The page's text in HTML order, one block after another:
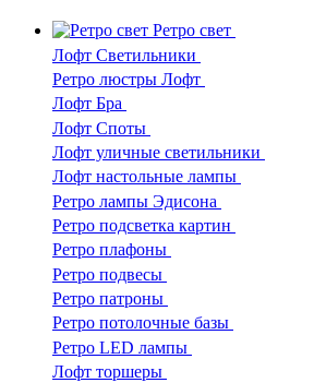
Ретро свет
Лофт Светильники
Ретро люстры Лофт
Лофт Бра
Лофт Споты
Лофт уличные светильники
Лофт настольные лампы
Ретро лампы Эдисона
Ретро подсветка картин
Ретро плафоны
Ретро подвесы
Ретро патроны
Ретро потолочные базы
Ретро LED лампы
Лофт торшеры